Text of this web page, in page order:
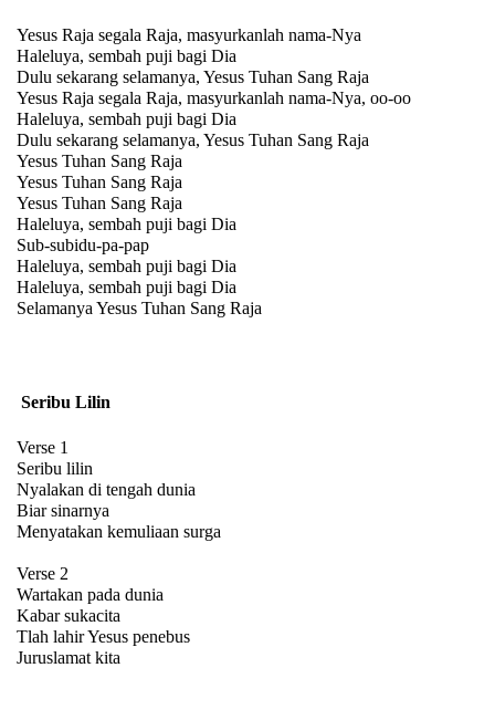
Yesus Raja segala Raja, masyurkanlah nama-Nya
Haleluya, sembah puji bagi Dia
Dulu sekarang selamanya, Yesus Tuhan Sang Raja
Yesus Raja segala Raja, masyurkanlah nama-Nya, oo-oo
Haleluya, sembah puji bagi Dia
Dulu sekarang selamanya, Yesus Tuhan Sang Raja
Yesus Tuhan Sang Raja
Yesus Tuhan Sang Raja
Yesus Tuhan Sang Raja
Haleluya, sembah puji bagi Dia
Sub-subidu-pa-pap
Haleluya, sembah puji bagi Dia
Haleluya, sembah puji bagi Dia
Selamanya Yesus Tuhan Sang Raja
Seribu Lilin
Verse 1
Seribu lilin
Nyalakan di tengah dunia
Biar sinarnya
Menyatakan kemuliaan surga
Verse 2
Wartakan pada dunia
Kabar sukacita
Tlah lahir Yesus penebus
Juruslamat kita